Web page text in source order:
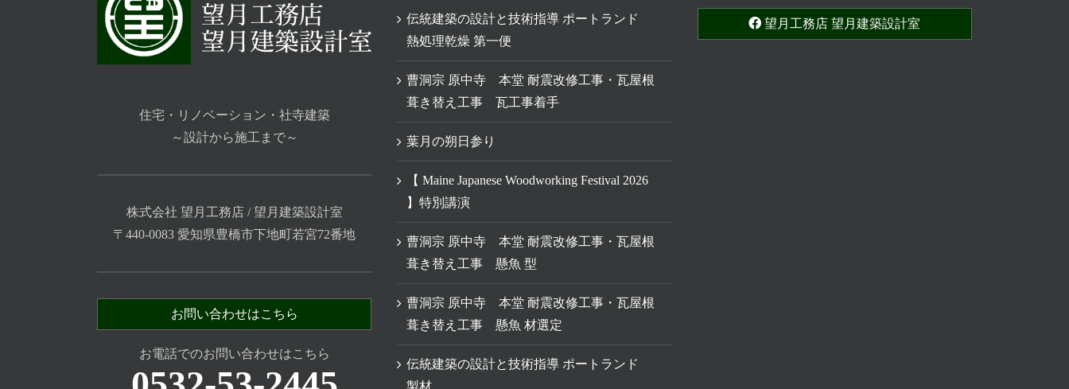
住宅・リノベーション・社寺建築
～設計から施工まで～
株式会社 望月工務店 / 望月建築設計室
〒440-0083 愛知県豊橋市下地町若宮72番地
お問い合わせはこちら
お電話でのお問い合わせはこちら
伝統建築の設計と技術指導 ポートランド
熱処理乾燥 第一便
曹洞宗 原中寺 本堂 耐震改修工事・瓦屋根
葺き替え工事 瓦工事着手
葉月の朔日参り
【 Maine Japanese Woodworking Festival 2026
】特別講演
曹洞宗 原中寺 本堂 耐震改修工事・瓦屋根
葺き替え工事 懸魚 型
曹洞宗 原中寺 本堂 耐震改修工事・瓦屋根
葺き替え工事 懸魚 材選定
伝統建築の設計と技術指導 ポートランド
製材
望月工務店 望月建築設計室